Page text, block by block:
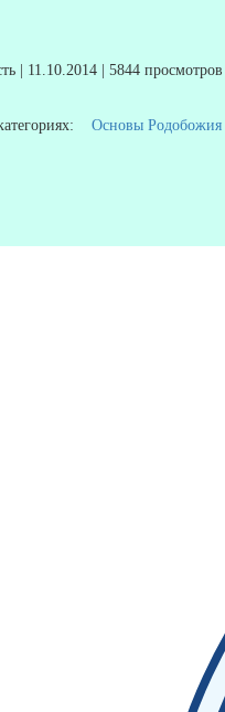
| 11.10.2014 | 5844 просмотров
Основы Родобожия